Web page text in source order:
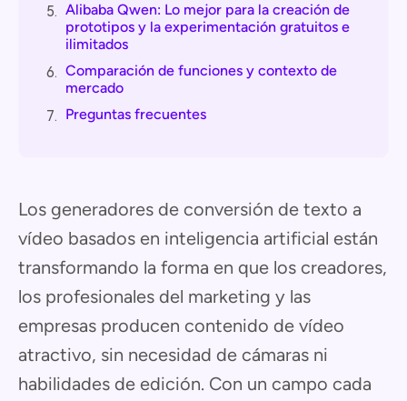
5. Alibaba Qwen: Lo mejor para la creación de
prototipos y la experimentación gratuitos e
ilimitados
6. Comparación de funciones y contexto de
mercado
7. Preguntas frecuentes
Los generadores de conversión de texto a
vídeo basados en inteligencia artificial están
transformando la forma en que los creadores,
los profesionales del marketing y las
empresas producen contenido de vídeo
atractivo, sin necesidad de cámaras ni
habilidades de edición. Con un campo cada